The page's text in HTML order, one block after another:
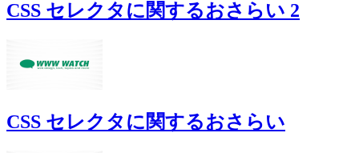
CSS セレクタに関するおさらい 2
CSS セレクタに関するおさらい